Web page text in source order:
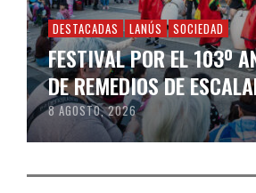
DESTACADAS LANÚS SOCIEDAD
FESTIVAL POR EL 103º
DE REMEDIOS DE
8 AGOSTO, 2026